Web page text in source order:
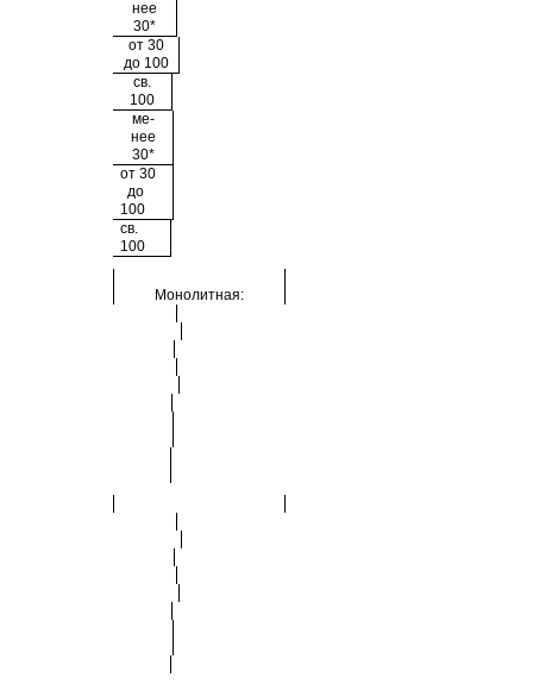
нее
30*
от 30
до 100
св.
100
ме-
нее
30*
от 30
до
100
св.
100
Монолитная: